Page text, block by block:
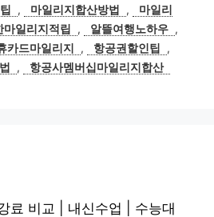
, 마일리지합산방법 ,
마일리
마일리지적립 , 알뜰여행노하우 ,
카드마일리지 , 항공권할인팁
,
, 항공사멤버십마일리지합산
료 비교 | 내신수업 | 수능대